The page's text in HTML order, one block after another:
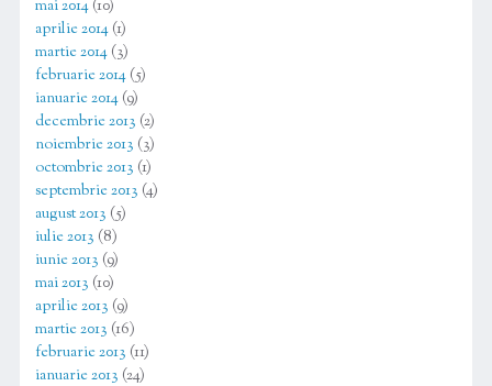
mai 2014(10)
aprilie 2014(1)
martie 2014(3)
februarie 2014(5)
ianuarie 2014(9)
decembrie 2013 (2)
noiembrie 2013 (3)
octombrie 2013 (1)
septembrie 2013 (4)
august 2013 (5)
iulie 2013 (8)
iunie 2013 (9)
mai 2013 (10)
aprilie 2013 (9)
martie 2013 (16)
februarie 2013 (11)
ianuarie 2013 (24)